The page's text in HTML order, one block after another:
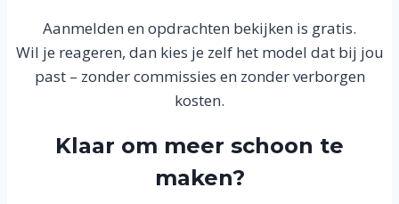
Aanmelden en opdrachten bekijken is gratis.
Wil je reageren, dan kies je zelf het model dat bij jou
past – zonder commissies en zonder verborgen
kosten.
Klaar om meer schoon te
maken?